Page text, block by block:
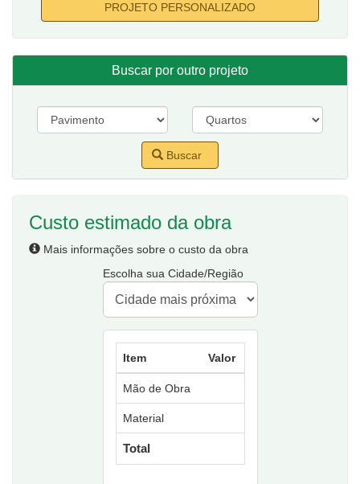
PROJETO PERSONALIZADO
Buscar por outro projeto
Buscar
Custo estimado da obra
Mais informações sobre o custo da obra
Escolha sua Cidade/Região
Item Valor
Mão de Obra
Material
Total